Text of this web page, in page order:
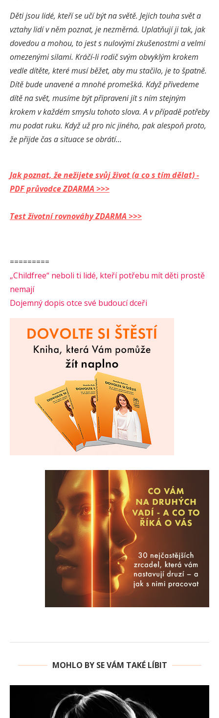
Děti jsou lidé, kteří se učí být na světě. Jejich touha svět a
vztahy lidí v něm poznat, je nezměrná. Uplatňují ji tak, jak
dovedou a mohou, to jest s nulovými zkušenostmi a velmi
omezenými silami. Kráčí-li rodič svým obvyklým krokem
vedle dítěte, které musí běžet, aby mu stačilo, je to špatně.
Dítě bude unavené a mnohé promešká. Když přivedeme
dítě na svět, musíme být připraveni jít s ním stejným
krokem v každém smyslu tohoto slova. A v případě potřeby
mu podat ruku. Když už pro nic jiného, pak alespoň proto,
že přijde čas a situace se obrátí…
Jak poznat, že nežijete svůj život (a co s tím dělat) -
PDF průvodce ZDARMA >>>
Test životní rovnováhy ZDARMA >>>
=========
„Childfree“ neboli ti lidé, kteří potřebu mít děti prostě
nemají
Dojemný dopis otce své budoucí dceři
MOHLO BY SE VÁM TAKÉ LÍBIT